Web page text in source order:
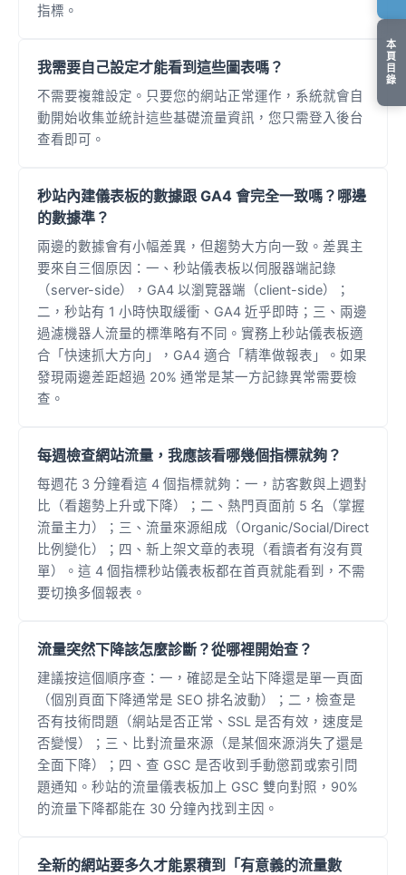
本
頁
目
錄
指標。
我需要自己設定才能看到這些圖表嗎？
不需要複雜設定。只要您的網站正常運作，系統就會自
動開始收集並統計這些基礎流量資訊，您只需登入後台
查看即可。
秒站內建儀表板的數據跟 GA4 會完全一致嗎？哪邊
的數據準？
兩邊的數據會有小幅差異，但趨勢大方向一致。差異主
要來自三個原因：一、秒站儀表板以伺服器端記錄
（server-side），GA4 以瀏覽器端（client-side）；
二，秒站有 1 小時快取緩衝、GA4 近乎即時；三、兩邊
過濾機器人流量的標準略有不同。實務上秒站儀表板適
合「快速抓大方向」，GA4 適合「精準做報表」。如果
發現兩邊差距超過 20% 通常是某一方記錄異常需要檢
查。
每週檢查網站流量，我應該看哪幾個指標就夠？
每週花 3 分鐘看這 4 個指標就夠：一，訪客數與上週對
比（看趨勢上升或下降）；二、熱門頁面前 5 名（掌握
流量主力）；三、流量來源組成（Organic/Social/Direct
比例變化）；四、新上架文章的表現（看讀者有沒有買
單）。這 4 個指標秒站儀表板都在首頁就能看到，不需
要切換多個報表。
流量突然下降該怎麼診斷？從哪裡開始查？
建議按這個順序查：一，確認是全站下降還是單一頁面
（個別頁面下降通常是 SEO 排名波動）；二，檢查是
否有技術問題（網站是否正常、SSL 是否有效，速度是
否變慢）；三、比對流量來源（是某個來源消失了還是
全面下降）；四、查 GSC 是否收到手動懲罰或索引問
題通知。秒站的流量儀表板加上 GSC 雙向對照，90%
的流量下降都能在 30 分鐘內找到主因。
全新的網站要多久才能累積到「有意義的流量數